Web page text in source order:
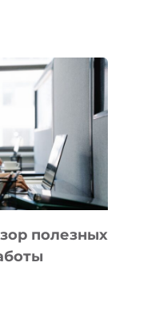
полезных